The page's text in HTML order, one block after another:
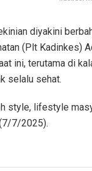
diyakini
(Plt Kadinkes)
ini, terutama di
selalu sehat.
style, lifestyle
7/2025).